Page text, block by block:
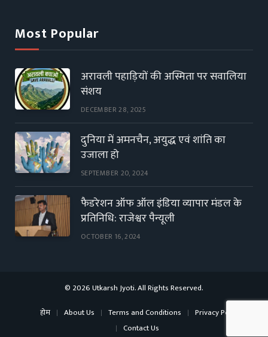
Most Popular
अरावली पहाड़ियों की अस्मिता पर सवालिया
संशय
DECEMBER 28, 2025
दुनिया में अमनचैन, अयुद्ध एवं शांति का
उजाला हो
SEPTEMBER 20, 2024
फैडरेशन ऑफ ऑल इंडिया व्यापार मंडल के
प्रतिनिधि: राजेश्वर पैन्यूली
OCTOBER 16, 2024
© 2026 Utkarsh Jyoti. All Rights Reserved.
होम
About Us Terms and Conditions
Privacy Policy
Contact Us